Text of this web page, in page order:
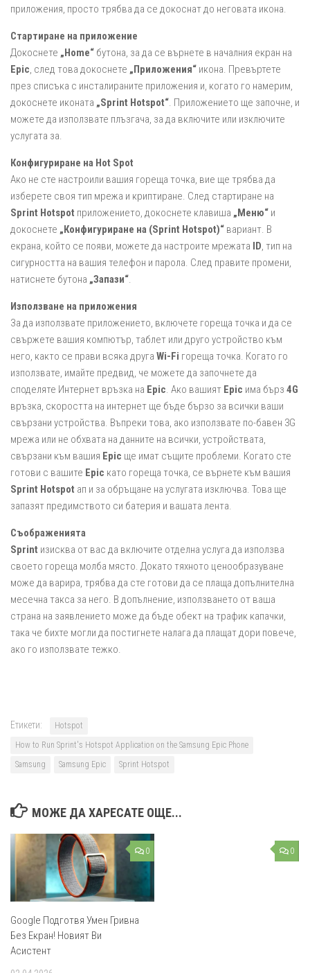
приложения, просто трябва да се докоснат до неговата икона.
Стартиране на приложение
Докоснете „Home“ бутона, за да се върнете в началния екран на
Epic, след това докоснете „Приложения“ икона. Превъртете
през списъка с инсталираните приложения и, когато го намерим,
докоснете иконата „Sprint Hotspot“. Приложението ще започне, и
можете да използвате плъзгача, за да включите или изключите
услугата за.
Конфигуриране на Hot Spot
Ако не сте настроили вашия гореща точка, вие ще трябва да
изберете своя тип мрежа и криптиране. След стартиране на
Sprint Hotspot приложението, докоснете клавиша „Меню“ и
докоснете „Конфигуриране на (Sprint Hotspot)“ вариант. В
екрана, който се появи, можете да настроите мрежата ID, тип на
сигурността на вашия телефон и парола. След правите промени,
натиснете бутона „Запази“.
Използване на приложения
За да използвате приложението, включете гореща точка и да се
свържете вашия компютър, таблет или друго устройство към
него, както се прави всяка друга Wi-Fi гореща точка. Когато го
използвате, имайте предвид, че можете да започнете да
споделяте Интернет връзка на Epic. Ако вашият Epic има бърз 4G
връзка, скоростта на интернет ще бъде бързо за всички ваши
свързани устройства. Въпреки това, ако използвате по-бавен 3G
мрежа или не обхвата на данните на всички, устройствата,
свързани към вашия Epic ще имат същите проблеми. Когато сте
готови с вашите Epic като гореща точка, се върнете към вашия
Sprint Hotspot ап и за обръщане на услугата изключва. Това ще
запазят предимството си батерия и вашата лента.
Съображенията
Sprint изисква от вас да включите отделна услуга да използва
своето гореща молба място. Докато тяхното ценообразуване
може да варира, трябва да сте готови да се плаща допълнителна
месечна такса за него. В допълнение, използването от ваша
страна на заявлението може да бъде обект на трафик капачки,
така че бихте могли да постигнете налага да плащат дори повече,
ако го използвате тежко.
Етикети:
Hotspot
How to Run Sprint's Hotspot Application on the Samsung Epic Phone
Samsung
Samsung Epic Sprint Hotspot
МОЖЕ ДА ХАРЕСАТЕ ОЩЕ...
0
Google Подготвя Умен Гривна
Без Екран! Новият Ви
Асистент
0